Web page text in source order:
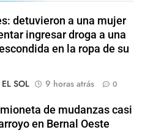
detuvieron a una mujer
ingresar droga a una
en la ropa de su
SOL
9 horas atrás 0
de mudanzas casi
en Bernal Oeste